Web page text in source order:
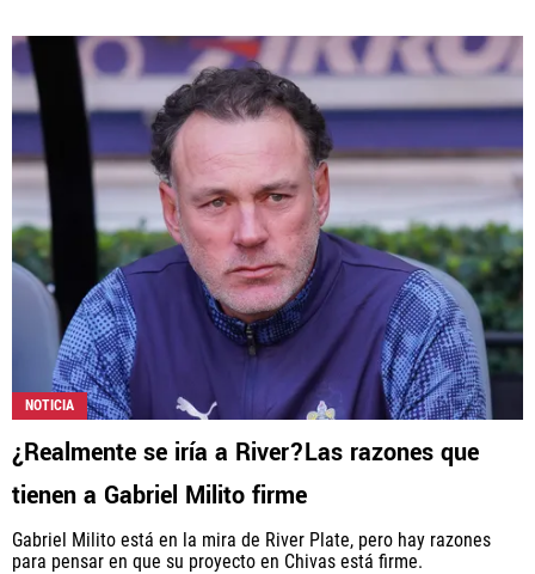
NOTICIA
¿Realmente se iría a River?Las razones que
tienen a Gabriel Milito firme
Gabriel Milito está en la mira de River Plate, pero hay razones
para pensar en que su proyecto en Chivas está firme.